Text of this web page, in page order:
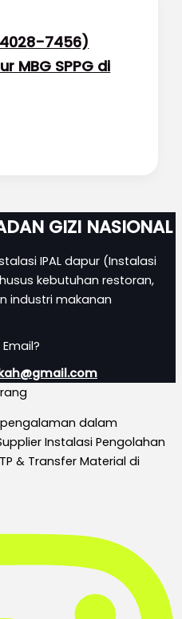
7456)
MBG SPPG di
GIZI NASIONAL
IPAL dapur (Instalasi
kebutuhan restoran,
industri makanan
dalam
Instalasi Pengolahan
& Transfer Material di